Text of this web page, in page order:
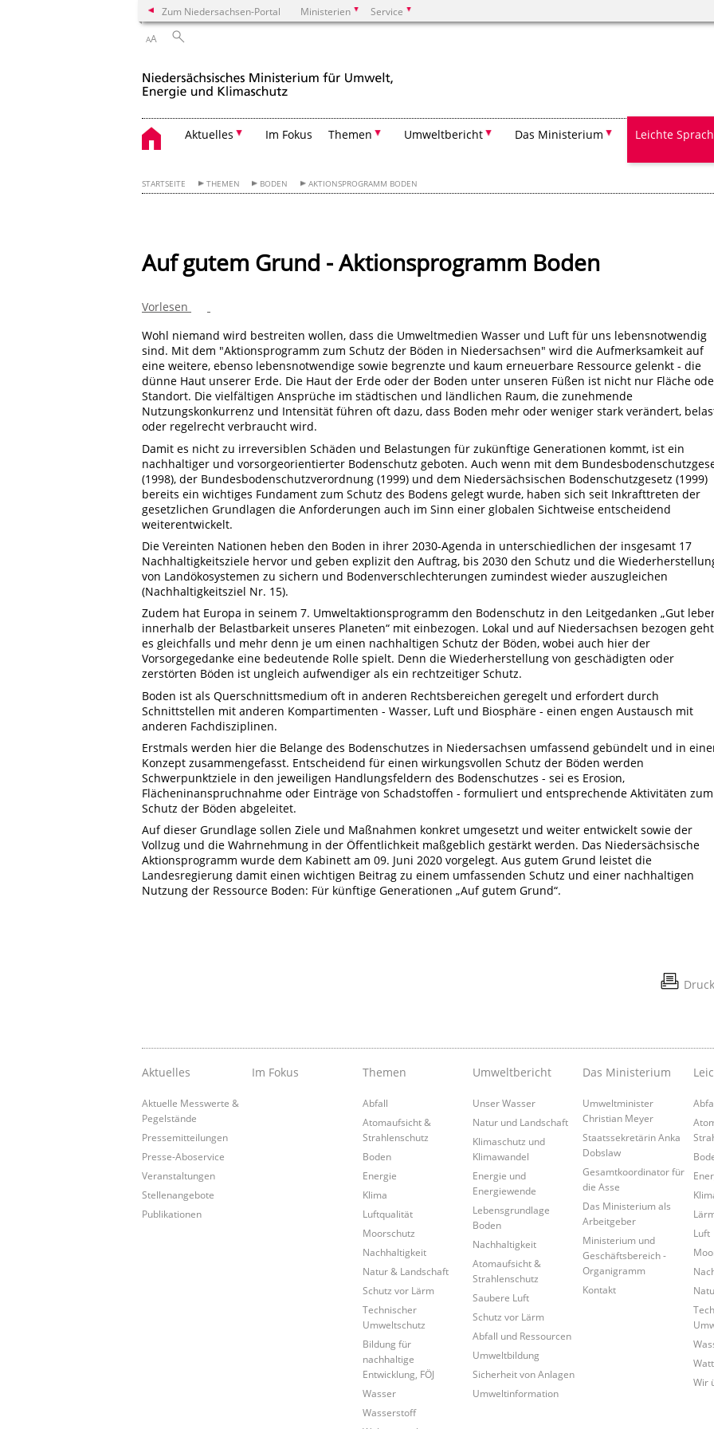
Zum Niedersachsen-Portal Ministerien Service
AA
Aktuelles Im Fokus Themen Umweltbericht Das Ministerium Leichte
STARTSEITE THEMEN BODEN AKTIONSPROGRAMM BODEN
Auf gutem Grund - Aktionsprogramm Boden
Vorlesen
Wohl niemand wird bestreiten wollen, dass die Umweltmedien Wasser und Luft für uns lebensnotwendig
sind. Mit dem "Aktionsprogramm zum Schutz der Böden in Niedersachsen" wird die Aufmerksamkeit auf
eine weitere, ebenso lebensnotwendige sowie begrenzte und kaum erneuerbare Ressource gelenkt - die
dünne Haut unserer Erde. Die Haut der Erde oder der Boden unter unseren Füßen ist nicht nur Fläche
Standort. Die vielfältigen Ansprüche im städtischen und ländlichen Raum, die zunehmende
Nutzungskonkurrenz und Intensität führen oft dazu, dass Boden mehr oder weniger stark verändert,
oder regelrecht verbraucht wird.
Damit es nicht zu irreversiblen Schäden und Belastungen für zukünftige Generationen kommt, ist ein
nachhaltiger und vorsorgeorientierter Bodenschutz geboten. Auch wenn mit dem
(1998), der Bundesbodenschutzverordnung (1999) und dem Niedersächsischen Bodenschutzgesetz (1999)
bereits ein wichtiges Fundament zum Schutz des Bodens gelegt wurde, haben sich seit Inkrafttreten der
gesetzlichen Grundlagen die Anforderungen auch im Sinn einer globalen Sichtweise entscheidend
weiterentwickelt.
Die Vereinten Nationen heben den Boden in ihrer 2030-Agenda in unterschiedlichen der insgesamt 17
Nachhaltigkeitsziele hervor und geben explizit den Auftrag, bis 2030 den Schutz und die
von Landökosystemen zu sichern und Bodenverschlechterungen zumindest wieder auszugleichen
(Nachhaltigkeitsziel Nr. 15).
Zudem hat Europa in seinem 7. Umweltaktionsprogramm den Bodenschutz in den Leitgedanken „Gut
innerhalb der Belastbarkeit unseres Planeten“ mit einbezogen. Lokal und auf Niedersachsen bezogen geht
es gleichfalls und mehr denn je um einen nachhaltigen Schutz der Böden, wobei auch hier der
Vorsorgegedanke eine bedeutende Rolle spielt. Denn die Wiederherstellung von geschädigten oder
zerstörten Böden ist ungleich aufwendiger als ein rechtzeitiger Schutz.
Boden ist als Querschnittsmedium oft in anderen Rechtsbereichen geregelt und erfordert durch
Schnittstellen mit anderen Kompartimenten - Wasser, Luft und Biosphäre - einen engen Austausch mit
anderen Fachdisziplinen.
Erstmals werden hier die Belange des Bodenschutzes in Niedersachsen umfassend gebündelt und in
Konzept zusammengefasst. Entscheidend für einen wirkungsvollen Schutz der Böden werden
Schwerpunktziele in den jeweiligen Handlungsfeldern des Bodenschutzes - sei es Erosion,
Flächeninanspruchnahme oder Einträge von Schadstoffen - formuliert und entsprechende Aktivitäten zum
Schutz der Böden abgeleitet.
Auf dieser Grundlage sollen Ziele und Maßnahmen konkret umgesetzt und weiter entwickelt sowie der
Vollzug und die Wahrnehmung in der Öffentlichkeit maßgeblich gestärkt werden. Das Niedersächsische
Aktionsprogramm wurde dem Kabinett am 09. Juni 2020 vorgelegt. Aus gutem Grund leistet die
Landesregierung damit einen wichtigen Beitrag zu einem umfassenden Schutz und einer nachhaltigen
Nutzung der Ressource Boden: Für künftige Generationen „Auf gutem Grund“.
Aktuelles
Aktuelle Messwerte &
Pegelstände
Pressemitteilungen
Presse-Aboservice
Veranstaltungen
Stellenangebote
Publikationen
Im Fokus Themen
Abfall
Atomaufsicht &
Strahlenschutz
Boden
Energie
Klima
Luftqualität
Moorschutz
Nachhaltigkeit
Natur & Landschaft
Schutz vor Lärm
Technischer
Umweltschutz
Bildung für
nachhaltige
Entwicklung, FÖJ
Wasser
Wasserstoff
Umweltbericht
Unser Wasser
Natur und Landschaft
Klimaschutz und
Klimawandel
Energie und
Energiewende
Lebensgrundlage
Boden
Nachhaltigkeit
Atomaufsicht &
Strahlenschutz
Saubere Luft
Schutz vor Lärm
Abfall und Ressourcen
Umweltbildung
Sicherheit von Anlagen
Umweltinformation
Das Ministerium
Umweltminister
Christian Meyer
Staatssekretärin Anka
Dobslaw
Gesamtkoordinator für
die Asse
Das Ministerium als
Arbeitgeber
Ministerium und
Geschäftsbereich -
Organigramm
Kontakt
Luft
Wir